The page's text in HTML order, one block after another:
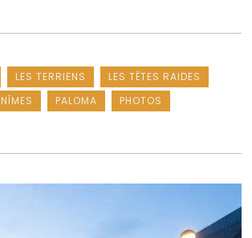
LES TERRIENS
LES TÊTES RAIDES
NÎMES PALOMA PHOTOS